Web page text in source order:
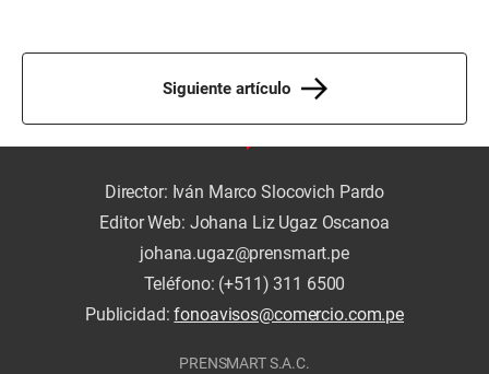
Siguiente artículo
Director: Iván Marco Slocovich Pardo
Editor Web: Johana Liz Ugaz Oscanoa
johana.ugaz@prensmart.pe
Teléfono: (+511) 311 6500
Publicidad:fonoavisos@comercio.com.pe
PRENSMART S.A.C.